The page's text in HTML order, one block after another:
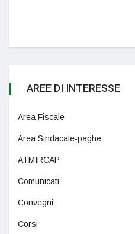
AREE DI INTERESSE
Area Fiscale
Area Sindacale-paghe
ATMIRCAP
Comunicati
Convegni
Corsi